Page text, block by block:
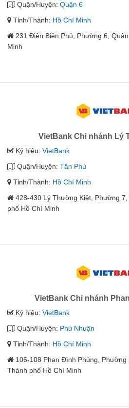
Quận/Huyện: Quận 6
Tỉnh/Thành: Hồ Chí Minh
231 Ðiện Biên Phủ, Phường 6,
Minh
VietBank Chi nhánh Lý
Ký hiệu: VietBank
Quận/Huyện: Tân Phú
Tỉnh/Thành: Hồ Chí Minh
428-430 Lý Thường Kiệt, Phường
phố Hồ Chí Minh
VietBank Chi nhánh
Ký hiệu: VietBank
Quận/Huyện: Phú Nhuận
Tỉnh/Thành: Hồ Chí Minh
106-108 Phan Đình Phùng, Phường
Thành phố Hồ Chí Minh